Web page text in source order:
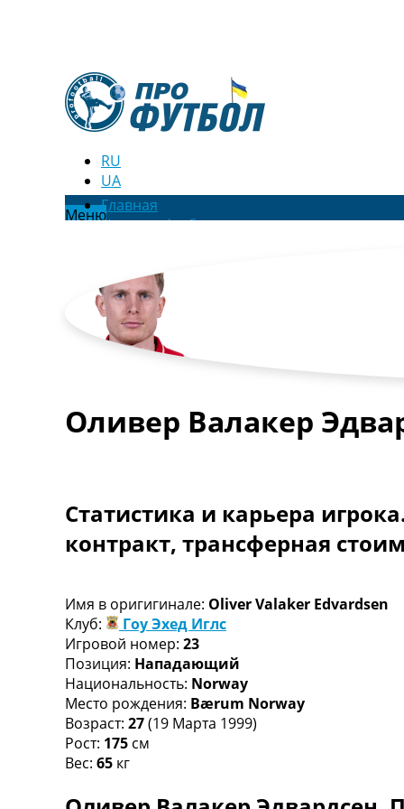
RU
UA
МенюГлавная
Новости футбола
Новости футбола Украины
Последние комментарии
Конкурс прогнозов
Логин
Рейтинги
Турниры
Чемпионат Мира
Англия. Премьер Лига
Испания. Ла Лига
Другие Турниры >>>
Таблицы групп Чемпионата Мира
Украина. Премьер-Лига
Украина. Первая Лига
Лига Чемпионов. Таблицы групп
Англия. Премьер-Лига
Испания. Ла Лига
Все таблицы >>>
Рейтинги
Рейтинг ФИФА
Оливер Валакер
Статистика и карьера
контракт, трансферная
Имя в оригигинале: Oliver Valaker Edvardsen
Клуб:
Гоу Эхед Иглс
Игровой номер: 23
Позиция: Нападающий
Национальность: Norway
Место рождения: Bærum Norway
Возраст: 27(19 Марта 1999)
Рост: 175 см
Вес: 65 кг